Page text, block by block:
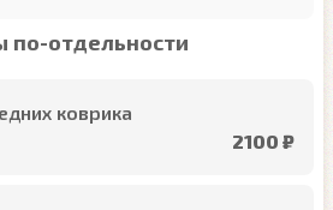
по-отдельности
коврика
2100 ₽